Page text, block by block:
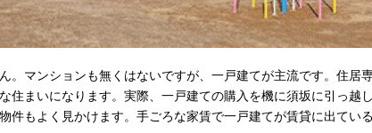
。マンションも無くはないですが、一戸建てが主流です。住居
まいになります。実際、一戸建ての購入を機に須坂に引っ越
件もよく見かけます。手ごろな家賃で一戸建てが賃貸に出てい